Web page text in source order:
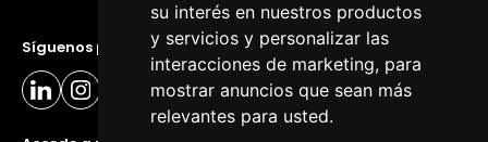
su interés en nuestros productos
y servicios y personalizar las
interacciones de marketing, para
mostrar anuncios que sean más
relevantes para usted.
Síguenos para estar al día